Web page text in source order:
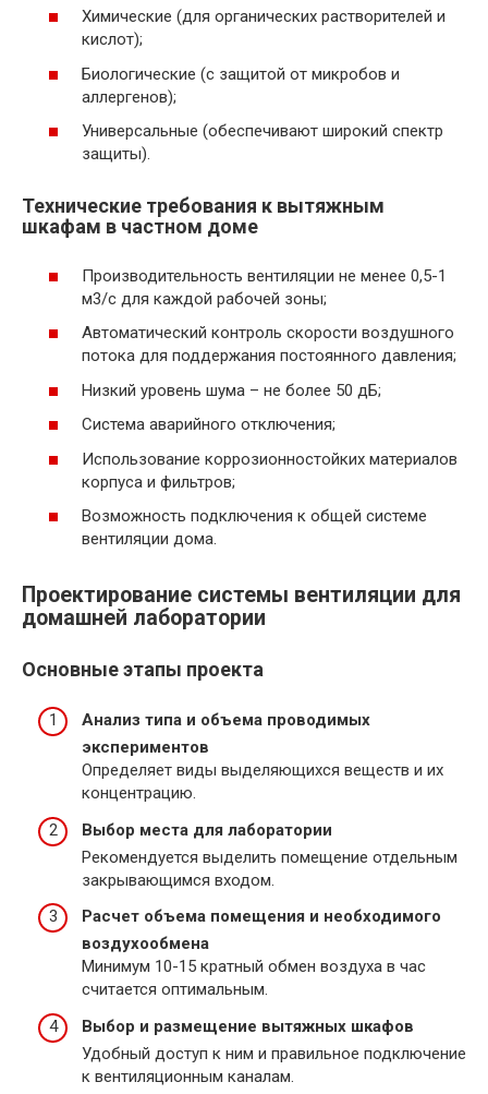
Химические (для органических растворителей и
кислот);
Биологические (с защитой от микробов и
аллергенов);
Универсальные (обеспечивают широкий спектр
защиты).
Технические требования к вытяжным
шкафам в частном доме
Производительность вентиляции не менее 0,5-1
м3/с для каждой рабочей зоны;
Автоматический контроль скорости воздушного
потока для поддержания постоянного давления;
Низкий уровень шума – не более 50 дБ;
Система аварийного отключения;
Использование коррозионностойких материалов
корпуса и фильтров;
Возможность подключения к общей системе
вентиляции дома.
Проектирование системы вентиляции для
домашней лаборатории
Основные этапы проекта
Анализ типа и объема проводимых
экспериментов
Определяет виды выделяющихся веществ и их
концентрацию.
Выбор места для лаборатории
Рекомендуется выделить помещение отдельным
закрывающимся входом.
Расчет объема помещения и необходимого
воздухообмена
Минимум 10-15 кратный обмен воздуха в час
считается оптимальным.
Выбор и размещение вытяжных шкафов
Удобный доступ к ним и правильное подключение
к вентиляционным каналам.